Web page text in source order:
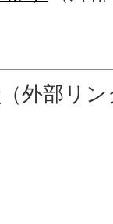
（外部リ